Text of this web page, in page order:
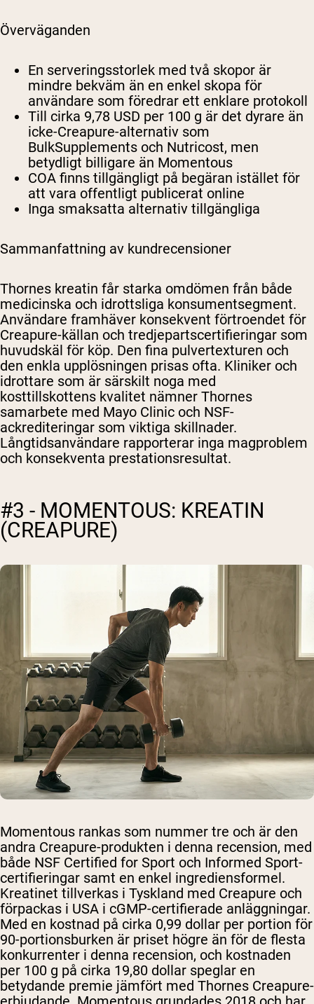
Överväganden
En serveringsstorlek med två skopor är
mindre bekväm än en enkel skopa för
användare som föredrar ett enklare protokoll
Till cirka 9,78 USD per 100 g är det dyrare än
icke-Creapure-alternativ som
BulkSupplements och Nutricost, men
betydligt billigare än Momentous
COA finns tillgängligt på begäran istället för
att vara offentligt publicerat online
Inga smaksatta alternativ tillgängliga
Sammanfattning av kundrecensioner
Thornes kreatin får starka omdömen från både
medicinska och idrottsliga konsumentsegment.
Användare framhäver konsekvent förtroendet för
Creapure-källan och tredjepartscertifieringar som
huvudskäl för köp. Den fina pulvertexturen och
den enkla upplösningen prisas ofta. Kliniker och
idrottare som är särskilt noga med
kosttillskottens kvalitet nämner Thornes
samarbete med Mayo Clinic och NSF-
ackrediteringar som viktiga skillnader.
Långtidsanvändare rapporterar inga magproblem
och konsekventa prestationsresultat.
#3 - MOMENTOUS: KREATIN
(CREAPURE)
Momentous rankas som nummer tre och är den
andra Creapure-produkten i denna recension, med
både NSF Certified for Sport och Informed Sport-
certifieringar samt en enkel ingrediensformel.
Kreatinet tillverkas i Tyskland med Creapure och
förpackas i USA i cGMP-certifierade anläggningar.
Med en kostnad på cirka 0,99 dollar per portion för
90-portionsburken är priset högre än för de flesta
konkurrenter i denna recension, och kostnaden
per 100 g på cirka 19,80 dollar speglar en
betydande premie jämfört med Thornes Creapure-